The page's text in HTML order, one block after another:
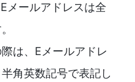
メールアドレスは全
は、Eメールアドレ
角英数記号で表記し